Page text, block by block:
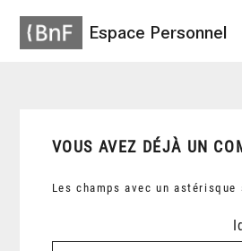
Espace Personnel
VOUS AVEZ DÉJÀ UN
Les champs avec un